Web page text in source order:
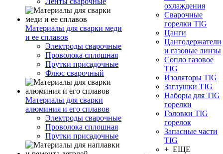
Материалы для сварки меди
и ее сплавов
Электроды сварочные
Проволока сплошная
Прутки присадочные
Флюс сварочный
Материалы для сварки
алюминия и его сплавов
Электроды сварочные
Проволока сплошная
Прутки присадочные
охлаждения
Сварочные
горелки TIG
Цанги
Цангодержатели
и газовые линзы
Сопло газовое
TIG
Изоляторы TIG
Заглушки TIG
Наборы для TIG
горелки
Головки TIG
горелок
Запасные части
TIG
+ ЕЩЕ